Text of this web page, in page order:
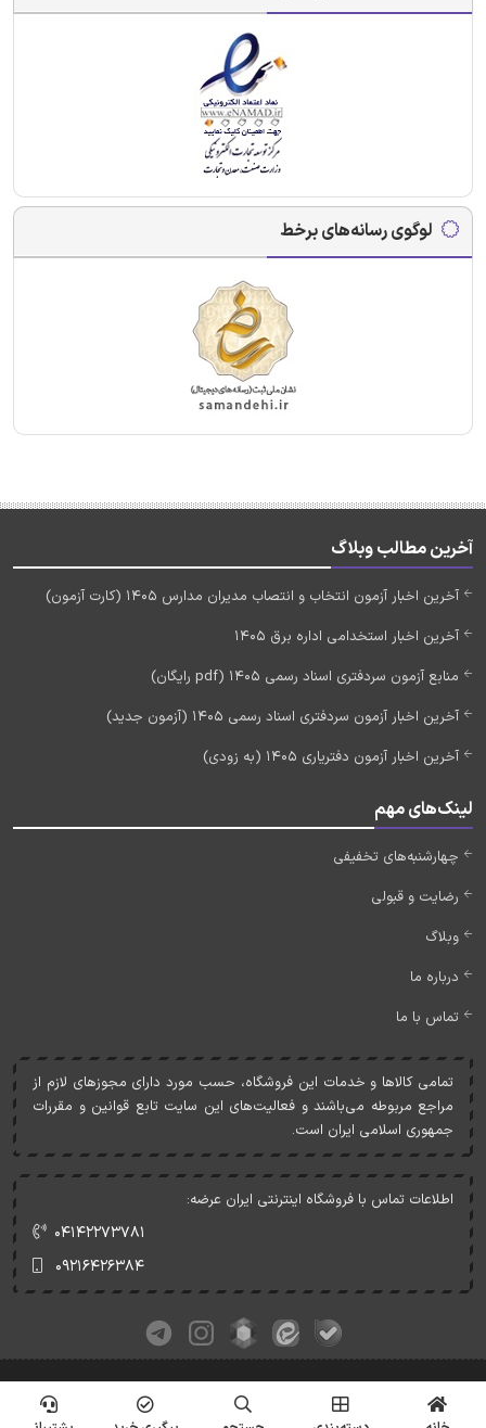
لوگوی رسانه‌های برخط
آخرین مطالب وبلاگ
آخرین اخبار آزمون انتخاب و انتصاب مدیران مدارس 1405 (کارت آزمون)
آخرین اخبار استخدامی اداره برق 1405
منابع آزمون سردفتری اسناد رسمی 1405 (pdf رایگان)
آخرین اخبار آزمون سردفتری اسناد رسمی 1405 (آزمون جدید)
آخرین اخبار آزمون دفتریاری 1405 (به زودی)
لینک‌های مهم
چهارشنبه‌های تخفیفی
رضایت و قبولی
وبلاگ
درباره ما
تماس با ما
تمامی کالاها و خدمات اين فروشگاه، حسب مورد دارای مجوزهای لازم از
مراجع مربوطه می‌باشند و فعاليت‌های اين سايت تابع قوانين و مقررات
جمهوری اسلامی ايران است.
اطلاعات تماس با فروشگاه اینترنتی ایران عرضه:
۰۴۱۴۲۲۷۳۷۸۱
۰۹۲۱۶۴۲۶۳۸۴
کلیه حقوق این وبسایت متعلق به ایران عرضه می‌باشد.
© Copyrights - IranArze.ir - 1405